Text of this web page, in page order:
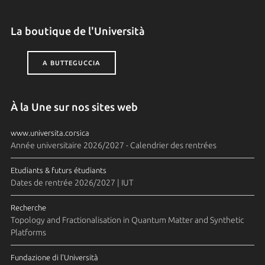
La boutique de l'Università
A BUTTEGUCCIA
À la Une sur nos sites web
www.universita.corsica
Année universitaire 2026/2027 - Calendrier des rentrées
Etudiants & futurs étudiants
Dates de rentrée 2026/2027 | IUT
Recherche
Topology and Fractionalisation in Quantum Matter and Synthetic
Platforms
Fundazione di l'Università